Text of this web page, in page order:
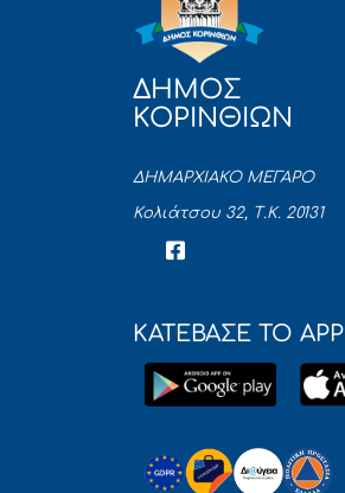
ΔΗΜΟΣ
ΚΟΡΙΝΘΙΩΝ
ΔΗΜΑΡΧΙΑΚΟ ΜΕΓΑΡΟ
Κολιάτσου 32, Τ.Κ. 20131
ΚΑΤΕΒΑΣΕ ΤΟ APP